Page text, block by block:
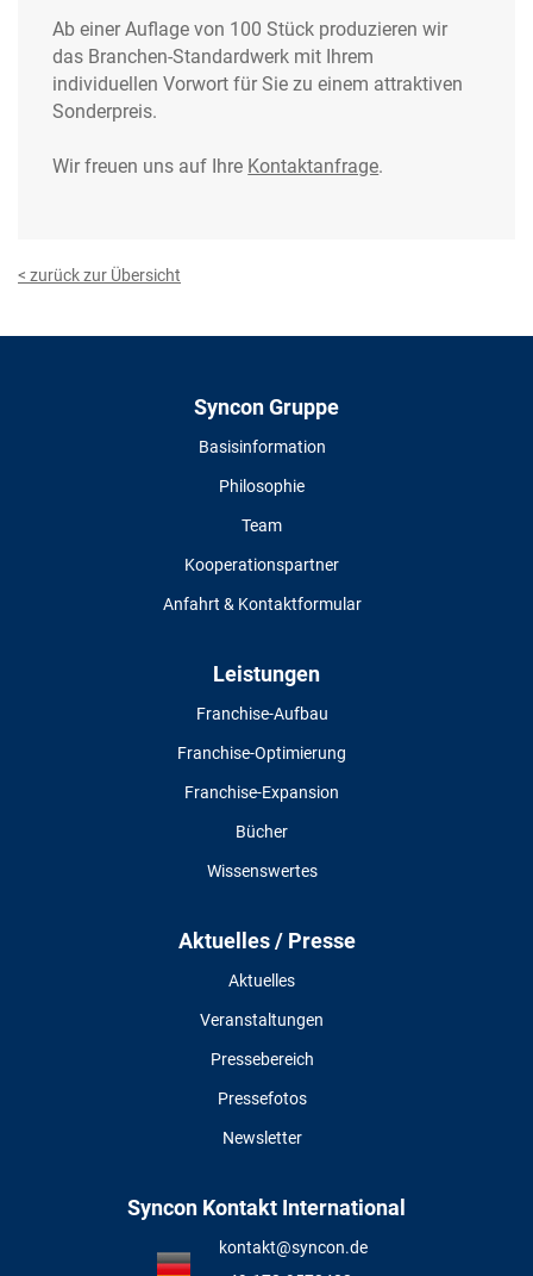
Ab einer Auflage von 100 Stück produzieren wir
das Branchen-Standardwerk mit Ihrem
individuellen Vorwort für Sie zu einem attraktiven
Sonderpreis.
Wir freuen uns auf Ihre Kontaktanfrage.
< zurück zur Übersicht
Syncon Gruppe
Basisinformation
Philosophie
Team
Kooperationspartner
Anfahrt & Kontaktformular
Leistungen
Franchise-Aufbau
Franchise-Optimierung
Franchise-Expansion
Bücher
Wissenswertes
Aktuelles / Presse
Aktuelles
Veranstaltungen
Pressebereich
Pressefotos
Newsletter
Syncon Kontakt International
kontakt@syncon.de